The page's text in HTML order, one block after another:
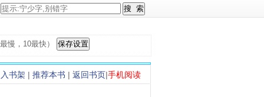
慢，10最快）
书架 | 推荐本书 | 返回书页|手机阅读